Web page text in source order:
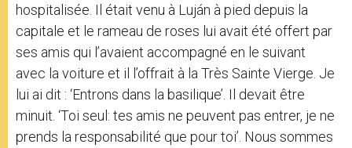
hospitalisée. Il était venu à Luján à pied depuis la
capitale et le rameau de roses lui avait été offert par
ses amis qui l’avaient accompagné en le suivant
avec la voiture et il l’offrait à la Très Sainte Vierge. Je
lui ai dit : ‘Entrons dans la basilique’. Il devait être
minuit. ‘Toi seul: tes amis ne peuvent pas entrer, je ne
prends la responsabilité que pour toi’. Nous sommes